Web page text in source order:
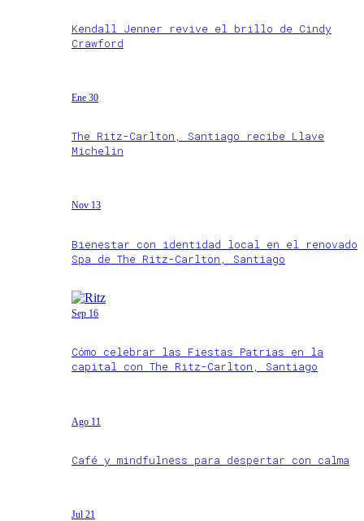
Kendall Jenner revive el brillo de Cindy
Crawford
Ene 30
The Ritz-Carlton, Santiago recibe Llave
Michelin
Nov 13
Bienestar con identidad local en el renovado
Spa de The Ritz-Carlton, Santiago
Sep 16
Cómo celebrar las Fiestas Patrias en la
capital con The Ritz-Carlton, Santiago
Ago 11
Café y mindfulness para despertar con calma
Jul 21